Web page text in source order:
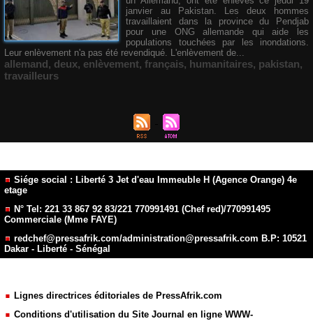
janvier au Pakistan. Les deux hommes
travaillaient dans la province du Pendjab
pour une ONG allemande qui aide les
populations touchées par les inondations.
Leur enlèvement n'a pas été revendiqué. L'enlèvement de...
allemand, deux, enlèvement, français, humanitaires, pakistan,
travailleurs
Siége social : Liberté 3 Jet d'eau Immeuble H (Agence Orange) 4e
etage
N° Tel: 221 33 867 92 83/221 770991491 (Chef red)/770991495
Commerciale (Mme FAYE)
redchef@pressafrik.com/administration@pressafrik.com B.P: 10521
Dakar - Liberté - Sénégal
Lignes directrices éditoriales de PressAfrik.com
Conditions d'utilisation du Site Journal en ligne WWW-